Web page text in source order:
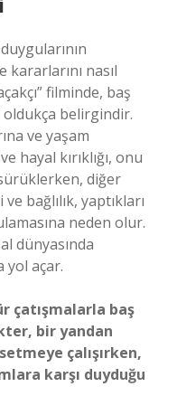
kararlarını nasıl
filminde, baş
belirgindir.
ve yaşam
hayal kırıklığı, onu
diğer
bağlılık, yaptıkları
neden olur.
dünyasında
yol açar.
çatışmalarla baş
bir yandan
çalışırken,
karşı duyduğu